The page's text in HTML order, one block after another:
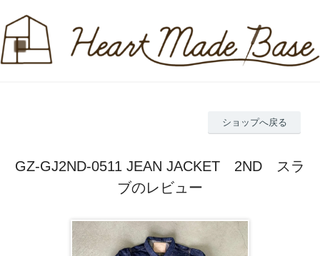
ショップへ戻る
GZ-GJ2ND-0511 JEAN JACKET 2ND スラ
ブのレビュー